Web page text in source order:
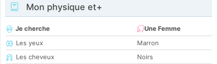
Mon physique et+
Je cherche
Une Femme
Les yeux
Marron
Les cheveux
Noirs